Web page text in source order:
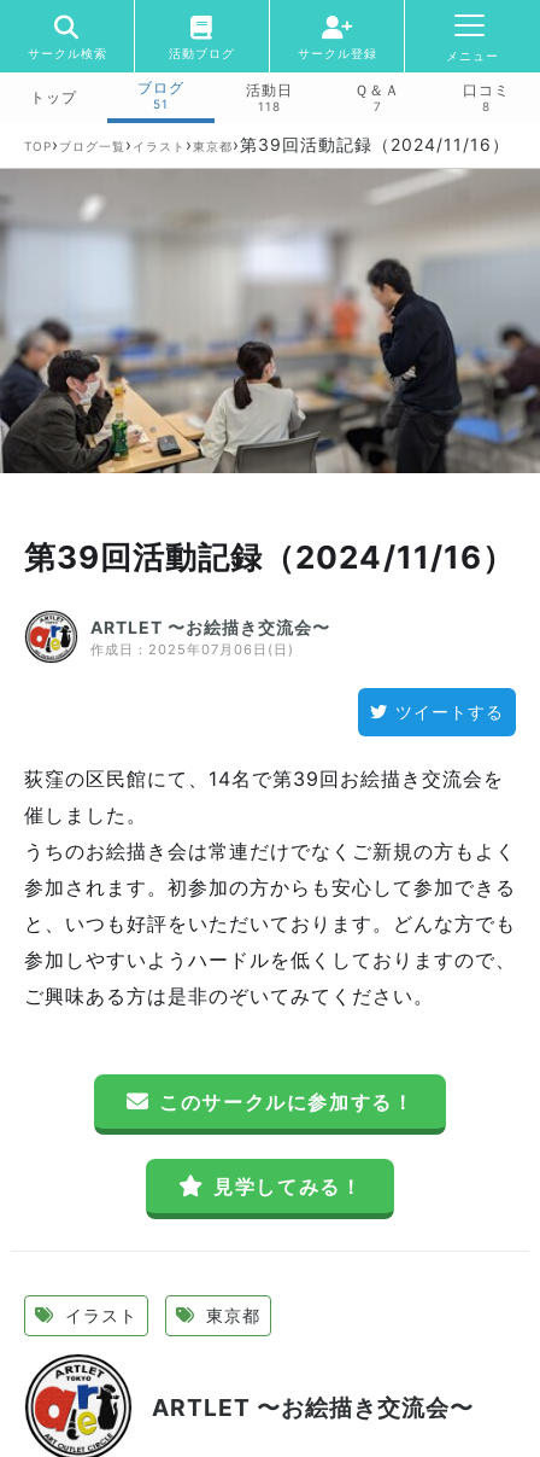
サークル検索 活動ブログ サークル登録 メニュー
トップ
ブログ
51
活動日
118
Ｑ＆Ａ
7
口コミ
8
TOP› ブログ一覧 › イラスト ›東京都›第39回活動記録（2024/11/16）
第39回活動記録（2024/11/16）
ARTLET 〜お絵描き交流会〜
作成日： 2025年07月06日(日)
ツイートする
荻窪の区民館にて、14名で第39回お絵描き交流会を
催しました。
うちのお絵描き会は常連だけでなくご新規の方もよく
参加されます。初参加の方からも安心して参加できる
と、いつも好評をいただいております。どんな方でも
参加しやすいようハードルを低くしておりますので、
ご興味ある方は是非のぞいてみてください。
このサークルに参加する！
見学してみる！
イラスト 東京都
ARTLET 〜お絵描き交流会〜